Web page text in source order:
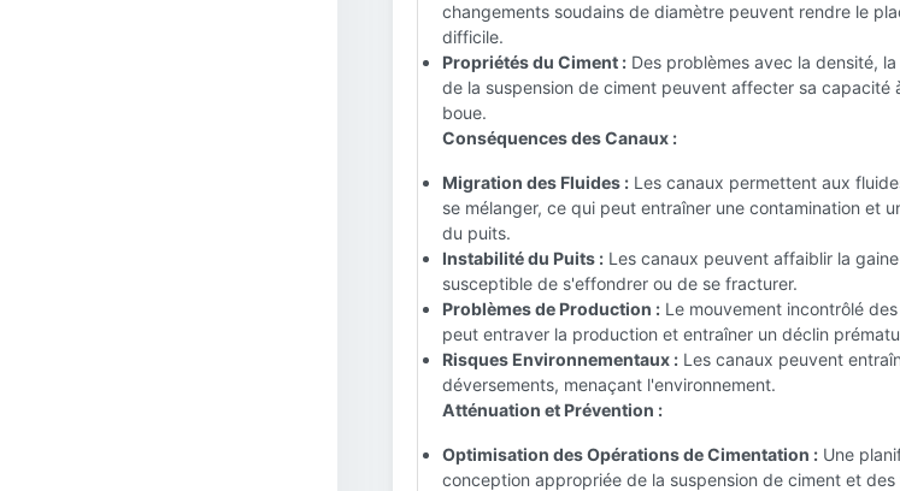
changements soudains de diamètre peuvent rendre le
difficile.
Propriétés du Ciment : Des problèmes avec la densité,
de la suspension de ciment peuvent affecter sa capacité
boue.
Conséquences des Canaux :
Migration des Fluides : Les canaux permettent aux
se mélanger, ce qui peut entraîner une contamination et
du puits.
Instabilité du Puits : Les canaux peuvent affaiblir la
susceptible de s'effondrer ou de se fracturer.
Problèmes de Production : Le mouvement incontrôlé
peut entraver la production et entraîner un déclin
Risques Environnementaux : Les canaux peuvent
déversements, menaçant l'environnement.
Atténuation et Prévention :
Optimisation des Opérations de Cimentation : Une
conception appropriée de la suspension de ciment et